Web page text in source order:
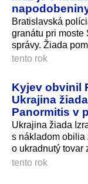
Bratislavská
granátu pri moste
správy. Žiada
tento rok
Kyjev obvinil
Ukrajina
Panormitis v
Ukrajina žiada
s nákladom obilia
o ukradnutý tovar
tento rok